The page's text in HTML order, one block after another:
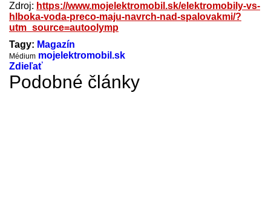
Zdroj: https://www.mojelektromobil.sk/elektromobily-vs-
hlboka-voda-preco-maju-navrch-nad-spalovakmi/?
utm_source=autoolymp
Tagy: Magazín
Médium mojelektromobil.sk
Zdieľať
Podobné články